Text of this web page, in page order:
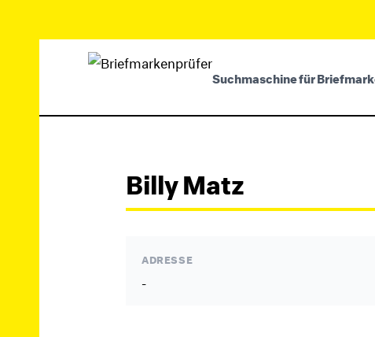
Suchmaschine für
Billy Matz
ADRESSE
-